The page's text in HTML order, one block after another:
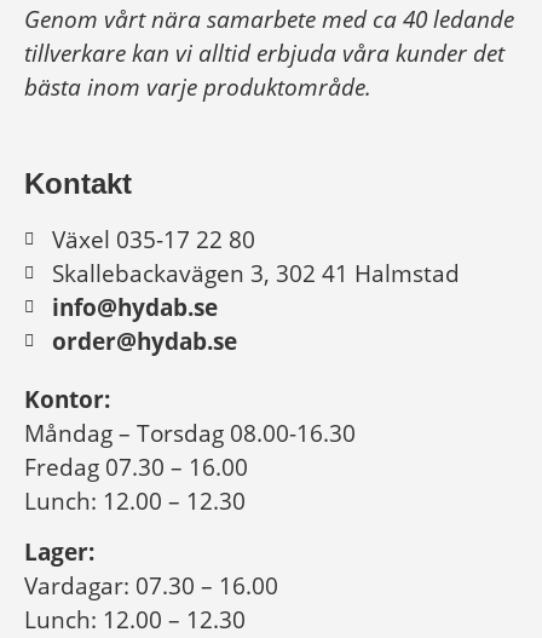
Genom vårt nära samarbete med ca 40 ledande
tillverkare kan vi alltid erbjuda våra kunder det
bästa inom varje produktområde.
Kontakt
Växel 035-17 22 80
Skallebackavägen 3, 302 41 Halmstad
info@hydab.se
order@hydab.se
Kontor:
Måndag – Torsdag 08.00-16.30
Fredag 07.30 – 16.00
Lunch: 12.00 – 12.30
Lager:
Vardagar: 07.30 – 16.00
Lunch: 12.00 – 12.30